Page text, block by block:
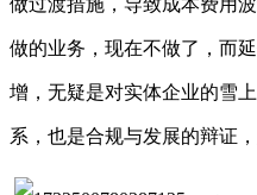
做的业务，现在不做了，而
增，无疑是对实体企业的雪
系，也是合规与发展的辩证